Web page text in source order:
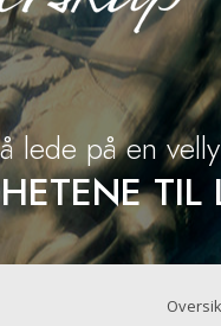
lede på en
TIL